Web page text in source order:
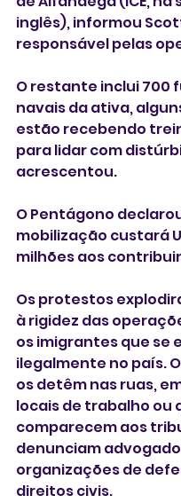
inglês), informou
responsável pelas
O restante inclui 700
navais da ativa,
estão recebendo
para lidar com
acrescentou.
O Pentágono
mobilização custará
milhões aos
Os protestos
à rigidez das
os imigrantes que se
ilegalmente no país.
os detêm nas ruas,
locais de trabalho ou
comparecem aos
denunciam
organizações de
direitos civis.